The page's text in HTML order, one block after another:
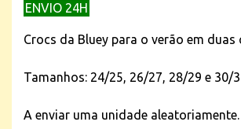
ENVIO 24H
Crocs da Bluey para o verão em
Tamanhos: 24/25, 26/27, 28/29 e 30/
A enviar uma unidade aleatoriamente.